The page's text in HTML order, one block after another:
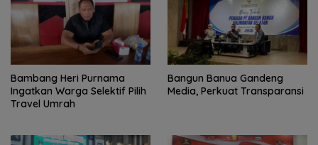
Bambang Heri Purnama
Ingatkan Warga Selektif Pilih
Travel Umrah
Bangun Banua Gandeng
Media, Perkuat Transparansi